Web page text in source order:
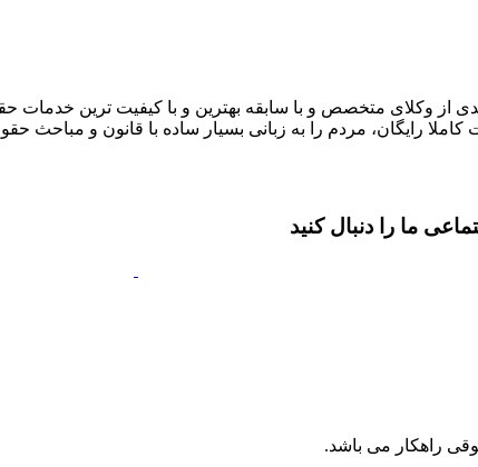
از وکلای متخصص و با سابقه بهترین و با کیفیت ترین خدمات
رایگان، مردم را به زبانی بسیار ساده با قانون و مباحث
ما را دنبال کنید
راهکار می باشد.